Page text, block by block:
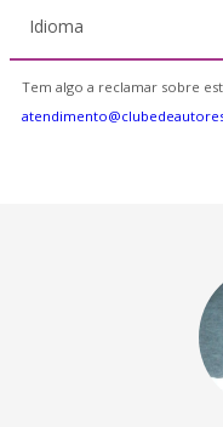
Idioma
Tem algo a reclamar sobre